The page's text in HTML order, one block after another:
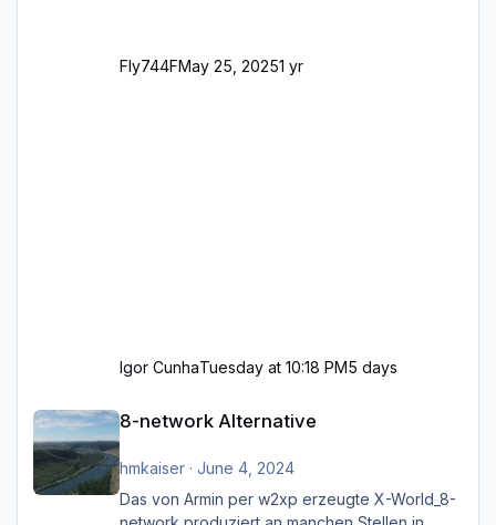
Fly744FMay 25, 20251 yr
Igor CunhaTuesday at 10:18 PM5 days
8-network Alternative
hmkaiser· June 4, 2024
Das von Armin per w2xp erzeugte X-World_8-